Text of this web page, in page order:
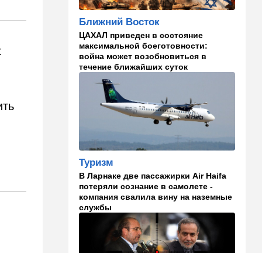
15:45 Ближний Восток
В противовес Израилю и
Ирану: три мусульманские
страны объединились в
"исламский НАТО"
Общество
"Общие культурные коды":
русские дети вместе с
"новую модель ООН"
14:55 Израиль
В Израиле опасаются атак
дронов изнутри страны
14:55 В мире
WSJ: загнанный в угол Путин
может испытать НАТО на
прочность
Ближний Восток
ЦАХАЛ приведен в состояние
максимальной боеготовности:
война может возобновиться в
течение ближайших суток
Туризм
В Ларнаке две пассажирки Air Haifa
потеряли сознание в самолете -
компания свалила вину на наземные
службы